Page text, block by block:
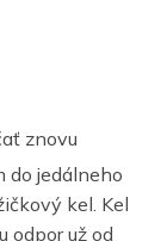
znovu
do jedálneho
kel. Kel
odpor už od